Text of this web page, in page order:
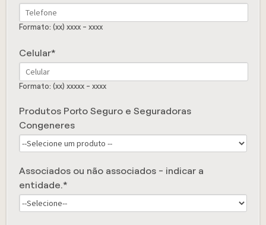
Formato: (xx) xxxx - xxxx
Celular
Formato: (xx) xxxxx - xxxx
Produtos Porto Seguro e Seguradoras
Congeneres
Associados ou não associados - indicar a
entidade.